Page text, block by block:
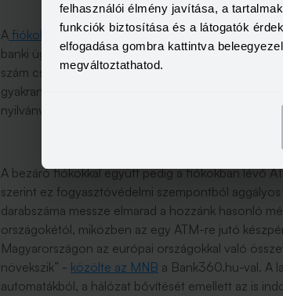
felhasználói élmény javítása, a
funkciók biztosítása és a látogatók
elfogadása gombra kattintva
megváltoztathatod.
A fiókok bezárásais folyamatos, tíz évvel ezelőtt
banki ügyeket intézni, tavaly év végén már alig
szám csökkenni fog. Ha más miatt nem, akkor a
gyakran egymás közvetlen közelében működtettek
nyilvánvalóan fölöslegessé válhat a jövőben.
A bezáró fiókokkal együtt pedig a fiókokban lévő
szerint ez fogyasztóvédelmi szempontból
darabszáma messze elmarad a hozzánk hasonló
országokétól, miközben az egy ATM-re jutó
Magyarországon az európai országokkal való
növekszik” - közölte az MNB a Bank360.hu-val. A
automatákból, a hálózat bővítését emellett az is